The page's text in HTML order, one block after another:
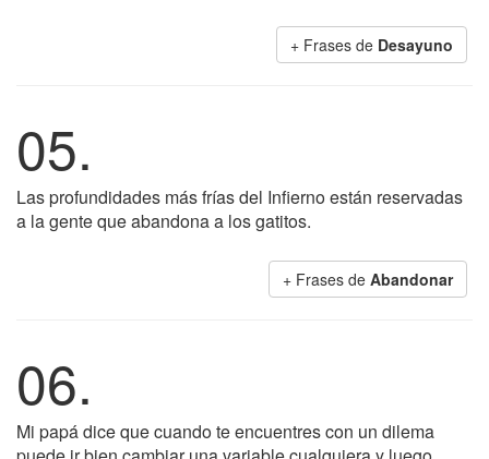
+ Frases de Desayuno
05.
Las profundidades más frías del Infierno están reservadas
a la gente que abandona a los gatitos.
+ Frases de Abandonar
06.
Mi papá dice que cuando te encuentres con un dilema